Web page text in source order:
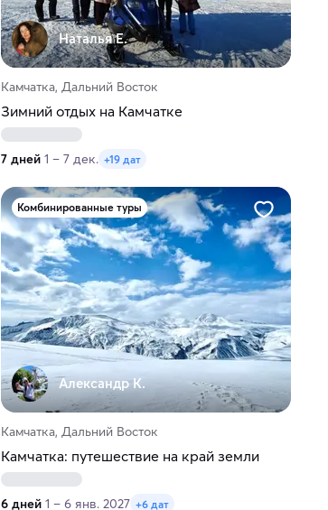
Наталья Е.
Камчатка, Дальний Восток
Зимний отдых на Камчатке
7 дней 1 – 7 дек. +19 дат
Комбинированные туры
Александр К.
Камчатка, Дальний Восток
Камчатка: путешествие на край земли
6 дней 1 – 6 янв. 2027 +6 дат